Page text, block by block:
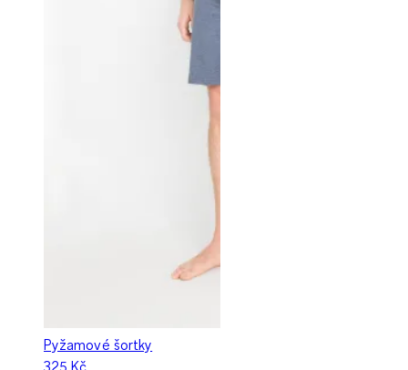
Pyžamové šortky
325 Kč